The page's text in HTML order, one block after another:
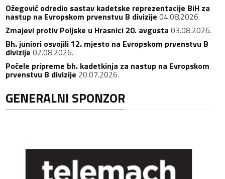
Ožegović odredio sastav kadetske reprezentacije BiH za
nastup na Evropskom prvenstvu B divizije 04.08.2026.
Zmajevi protiv Poljske u Hrasnici 20. avgusta 03.08.2026.
Bh. juniori osvojili 12. mjesto na Evropskom prvenstvu B
divizije 02.08.2026.
Počele pripreme bh. kadetkinja za nastup na Evropskom
prvenstvu B divizije 20.07.2026.
GENERALNI SPONZOR